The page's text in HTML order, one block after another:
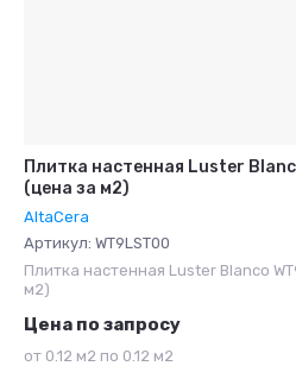
Плитка настенная Luster
(цена за м2)
AltaCera
Артикул: WT9LST00
Плитка настенная Luster Blanco
м2)
Цена по запросу
от 0.12 м2 по 0.12 м2